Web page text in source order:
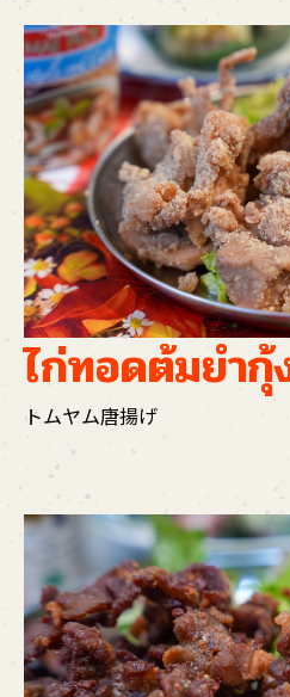
ไก่ทอดต้มยำกุ้
トムヤム唐揚げ